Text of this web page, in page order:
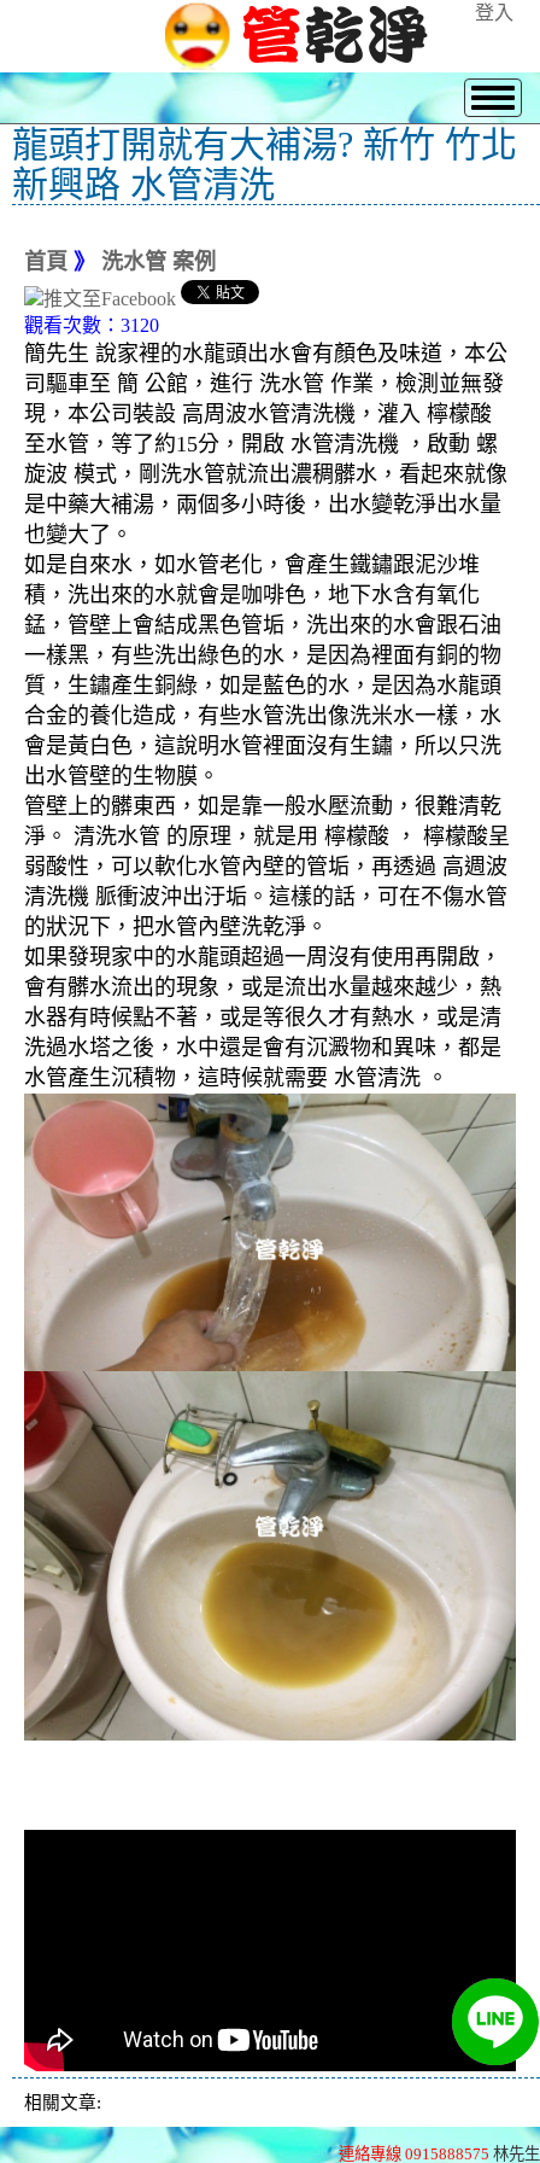
登入
龍頭打開就有大補湯? 新竹 竹北
新興路 水管清洗
首頁 》 洗水管 案例
觀看次數：3120
簡先生 說家裡的水龍頭出水會有顏色及味道，本公
司驅車至 簡 公館，進行 洗水管 作業，檢測並無發
現，本公司裝設 高周波水管清洗機，灌入 檸檬酸
至水管，等了約15分，開啟 水管清洗機 ，啟動 螺
旋波 模式，剛洗水管就流出濃稠髒水，看起來就像
是中藥大補湯，兩個多小時後，出水變乾淨出水量
也變大了。
如是自來水，如水管老化，會產生鐵鏽跟泥沙堆
積，洗出來的水就會是咖啡色，地下水含有氧化
錳，管壁上會結成黑色管垢，洗出來的水會跟石油
一樣黑，有些洗出綠色的水，是因為裡面有銅的物
質，生鏽產生銅綠，如是藍色的水，是因為水龍頭
合金的養化造成，有些水管洗出像洗米水一樣，水
會是黃白色，這說明水管裡面沒有生鏽，所以只洗
出水管壁的生物膜。
管壁上的髒東西，如是靠一般水壓流動，很難清乾
淨。 清洗水管 的原理，就是用 檸檬酸 ， 檸檬酸呈
弱酸性，可以軟化水管內壁的管垢，再透過 高週波
清洗機 脈衝波沖出汙垢。這樣的話，可在不傷水管
的狀況下，把水管內壁洗乾淨。
如果發現家中的水龍頭超過一周沒有使用再開啟，
會有髒水流出的現象，或是流出水量越來越少，熱
水器有時候點不著，或是等很久才有熱水，或是清
洗過水塔之後，水中還是會有沉澱物和異味，都是
水管產生沉積物，這時候就需要 水管清洗 。
相關文章:
連絡專線 0915888575 林先生